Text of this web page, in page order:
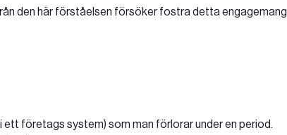
den här förståelsen försöker fostra detta engagemang
ett företags system) som man förlorar under en period.